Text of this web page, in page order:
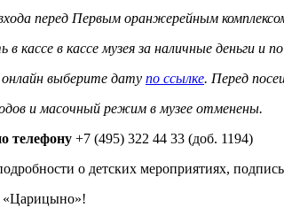
перед Первым оранжерейным
кассе в кассе музея за наличные деньги и
выберите дату по ссылке. Перед
и масочный режим в музее отменены.
телефону +7 (495) 322 44 33 (доб. 1194)
о детских мероприятиях,
«Царицыно»!